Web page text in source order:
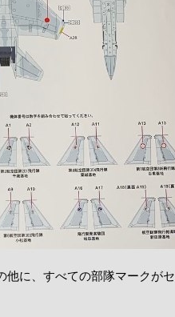
他に、すべての部隊マークがセ